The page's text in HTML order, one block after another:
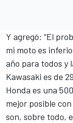
Y agregó: “El
mi moto es
año para todos y
Kawasaki es de
Honda es una
mejor posible
son, sobre todo,